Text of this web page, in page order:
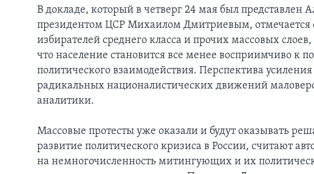
В докладе, который в четверг 24 мая был представлен
президентом ЦСР Михаилом Дмитриевым, отмечается
избирателей среднего класса и прочих массовых
что население становится все менее восприимчиво к
политического взаимодействия. Перспектива
радикальных националистических движений
аналитики.
Массовые протесты уже оказали и будут оказывать
развитие политического кризиса в России, считают
на немногочисленность митингующих и их